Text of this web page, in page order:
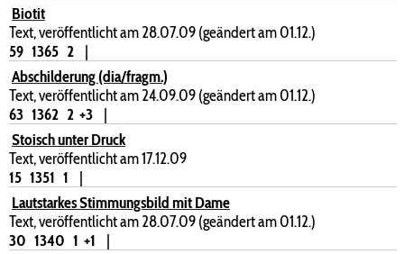
Biotit
Text, veröffentlicht am 28.07.09 (geändert am 01.12.)
59 1365 2
|
Abschilderung (dia/fragm.)
Text, veröffentlicht am 24.09.09 (geändert am 01.12.)
63 1362 2 +3
|
Stoisch unter Druck
Text, veröffentlicht am 17.12.09
15 1351 1
|
Lautstarkes Stimmungsbild mit Dame
Text, veröffentlicht am 28.07.09 (geändert am 01.12.)
30 1340 1 +1
|